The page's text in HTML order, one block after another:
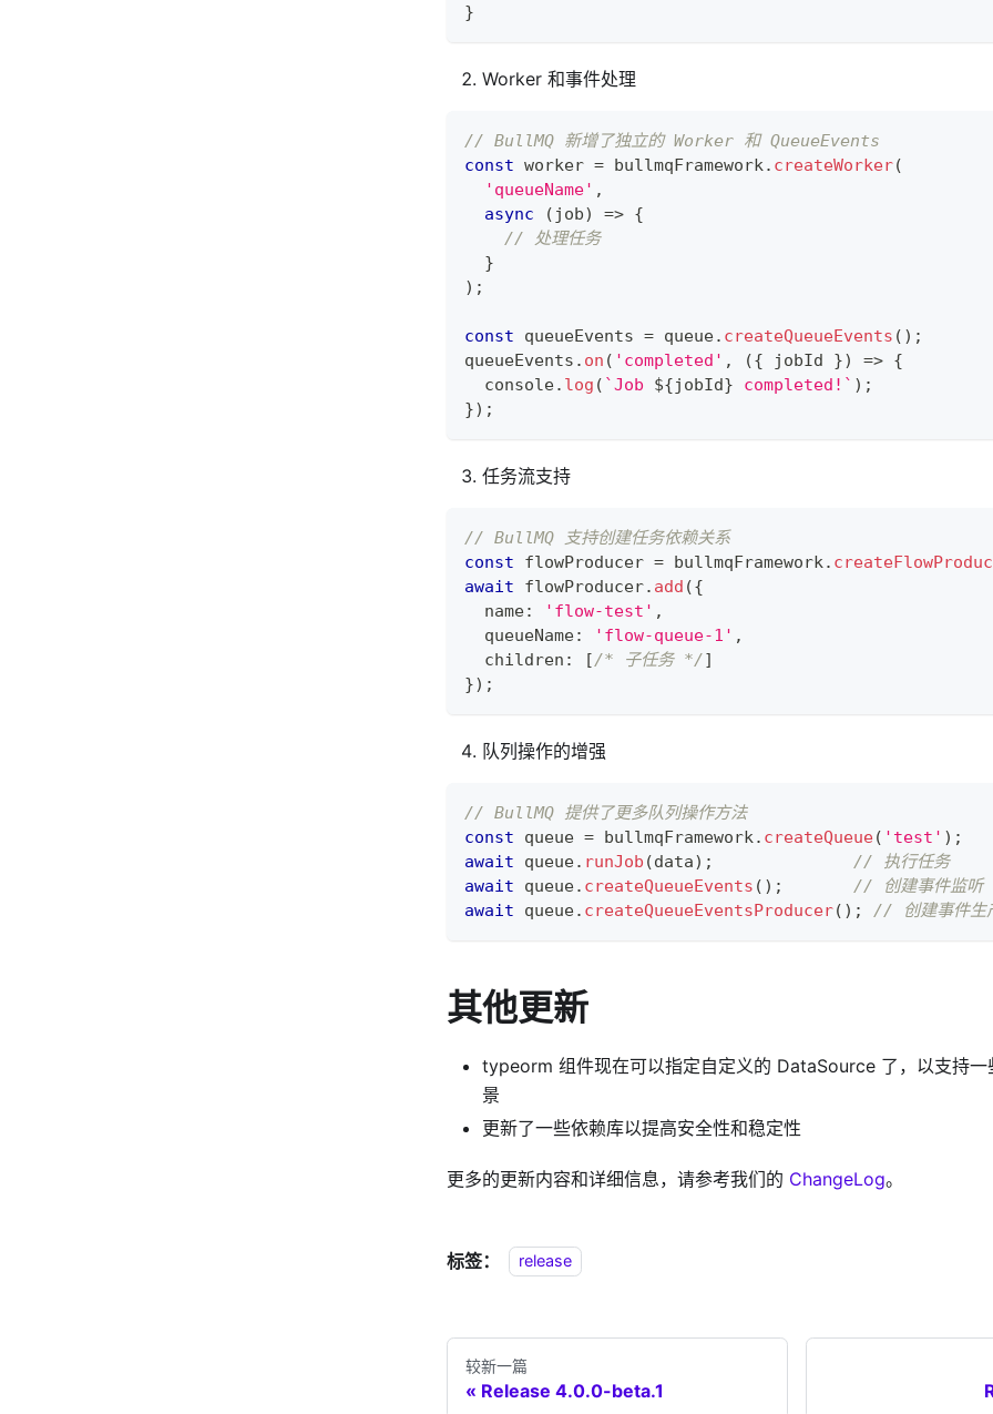
}
Worker 和事件处理
// BullMQ 新增了独立的 Worker 和 QueueEvents
const worker = bullmqFramework . createWorker(
'queueName' ,
async
( job) => {
// 处理任务
}
) ;
const queueEvents = queue. createQueueEvents ( ) ;
queueEvents . on ( 'completed' , ({ jobId }) => {
console. log ( `Job ${jobId} completed! ` ) ;
}) ;
任务流支持
// BullMQ 支持创建任务依赖关系
const flowProducer = bullmqFramework .
await flowProducer. add ({
  name
: 'flow-test' ,
  queueName
: 'flow-queue-1' ,
  children
: [/* 子任务 */]
}) ;
队列操作的增强
// BullMQ 提供了更多队列操作方法
const queue = bullmqFramework . createQueue( 'test' ) ;
await queue. runJob (data) ;
// 执行任务
await queue. createQueueEvents ( ) ;
// 创建事件监听
await queue. createQueueEventsProducer( ) ; // 创建事件生
其他更新
typeorm 组件现在可以指定自定义的 DataSource 了，以支持一
景
更新了一些依赖库以提高安全性和稳定性
更多的更新内容和详细信息，请参考我们的 ChangeLog。
标签： release
较新一篇
Release 4.0.0-beta.1